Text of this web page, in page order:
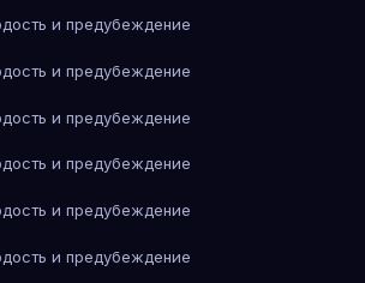
и предубеждение
и предубеждение
и предубеждение
и предубеждение
и предубеждение
и предубеждение